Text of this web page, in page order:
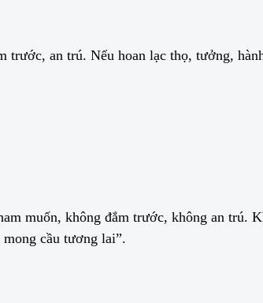
trước, an trú. Nếu hoan lạc thọ, tưởng,
muốn, không đắm trước, không an trú.
cầu tương lai”.